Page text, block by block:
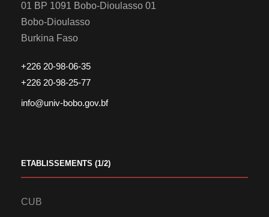
01 BP 1091 Bobo-Dioulasso 01
Bobo-Dioulasso
Burkina Faso
+226 20-98-06-35
+226 20-98-25-77
info@univ-bobo.gov.bf
ETABLISSEMENTS (1/2)
CUB